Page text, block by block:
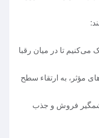
می‌کنیم تا در میان رقبا
مؤثر، به ارتقاء سطح
فروش و جذب